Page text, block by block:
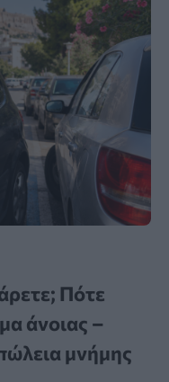
Πότε
άνοιας –
μνήμης